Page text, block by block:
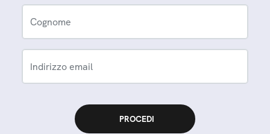
Cognome
Indirizzo email